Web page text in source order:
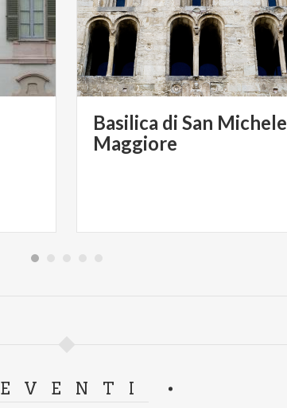
Basilica di San Michele
Maggiore
EVENTI